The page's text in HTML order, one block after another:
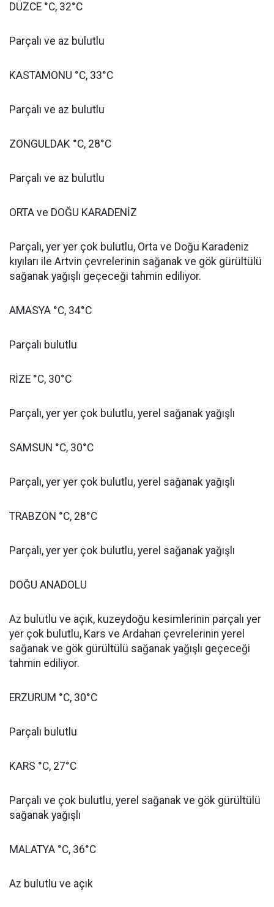
DÜZCE °C, 32°C
Parçalı ve az bulutlu
KASTAMONU °C, 33°C
Parçalı ve az bulutlu
ZONGULDAK °C, 28°C
Parçalı ve az bulutlu
ORTA ve DOĞU KARADENİZ
Parçalı, yer yer çok bulutlu, Orta ve Doğu Karadeniz
kıyıları ile Artvin çevrelerinin sağanak ve gök gürültülü
sağanak yağışlı geçeceği tahmin ediliyor.
AMASYA °C, 34°C
Parçalı bulutlu
RİZE °C, 30°C
Parçalı, yer yer çok bulutlu, yerel sağanak yağışlı
SAMSUN °C, 30°C
Parçalı, yer yer çok bulutlu, yerel sağanak yağışlı
TRABZON °C, 28°C
Parçalı, yer yer çok bulutlu, yerel sağanak yağışlı
DOĞU ANADOLU
Az bulutlu ve açık, kuzeydoğu kesimlerinin parçalı yer
yer çok bulutlu, Kars ve Ardahan çevrelerinin yerel
sağanak ve gök gürültülü sağanak yağışlı geçeceği
tahmin ediliyor.
ERZURUM °C, 30°C
Parçalı bulutlu
KARS °C, 27°C
Parçalı ve çok bulutlu, yerel sağanak ve gök gürültülü
sağanak yağışlı
MALATYA °C, 36°C
Az bulutlu ve açık